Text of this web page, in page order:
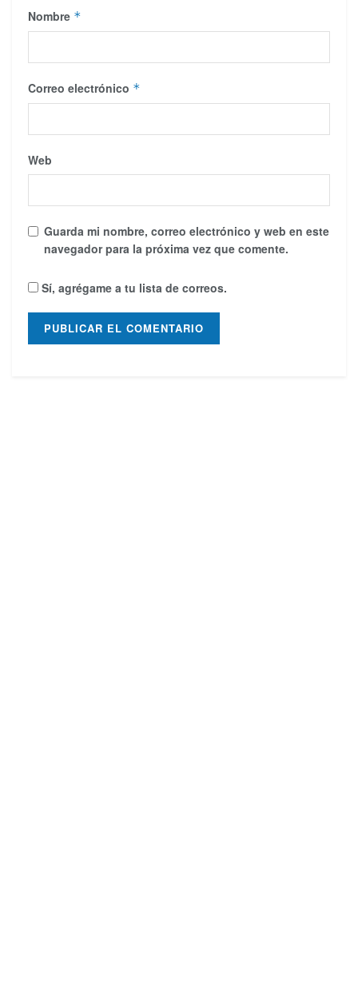
Nombre *
Correo electrónico *
Web
Guarda mi nombre, correo electrónico y web en este
navegador para la próxima vez que comente.
Sí, agrégame a tu lista de correos.